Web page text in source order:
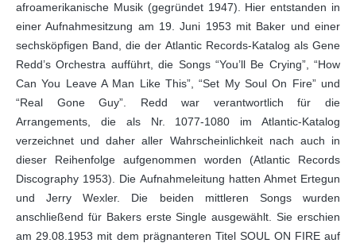
afroamerikanische Musik (gegründet 1947). Hier entstanden in
einer Aufnahmesitzung am 19. Juni 1953 mit Baker und einer
sechsköpfigen Band, die der Atlantic Records-Katalog als Gene
Redd’s Orchestra aufführt, die Songs “You’ll Be Crying”, “How
Can You Leave A Man Like This”, “Set My Soul On Fire” und
“Real Gone Guy”. Redd war verantwortlich für die
Arrangements, die als Nr. 1077-1080 im Atlantic-Katalog
verzeichnet und daher aller Wahrscheinlichkeit nach auch in
dieser Reihenfolge aufgenommen worden (Atlantic Records
Discography 1953). Die Aufnahmeleitung hatten Ahmet Ertegun
und Jerry Wexler. Die beiden mittleren Songs wurden
anschließend für Bakers erste Single ausgewählt. Sie erschien
am 29.08.1953 mit dem prägnanteren Titel SOUL ON FIRE auf